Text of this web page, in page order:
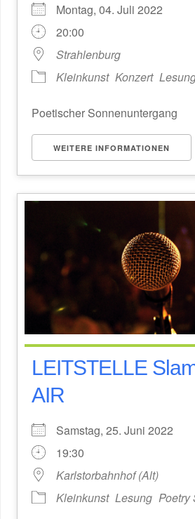
Montag, 04. Juli 2022
20:00
Strahlenburg
Kleinkunst Konzert
Poetischer Sonnenuntergang
WEITERE INFORMATIONEN
LEITSTELLE
AIR
Samstag, 25. Juni 2022
19:30
Karlstorbahnhof (Alt)
Kleinkunst Lesung Poetry